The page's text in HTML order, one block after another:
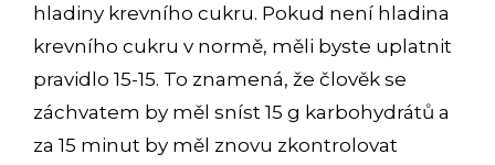
hladiny krevního cukru. Pokud není hladina
krevního cukru v normě, měli byste uplatnit
pravidlo 15-15. To znamená, že člověk se
záchvatem by měl sníst 15 g karbohydrátů a
za 15 minut by měl znovu zkontrolovat